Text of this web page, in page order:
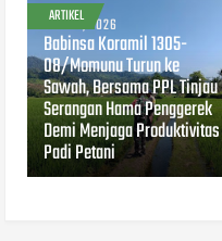
ARTIKEL
AUG 07, 2026
Babinsa Koramil 1305-
08/Momunu Turun ke
Sawah, Bersama PPL Tinjau
Serangan Hama Penggerek
Demi Menjaga Produktivitas
Padi Petani